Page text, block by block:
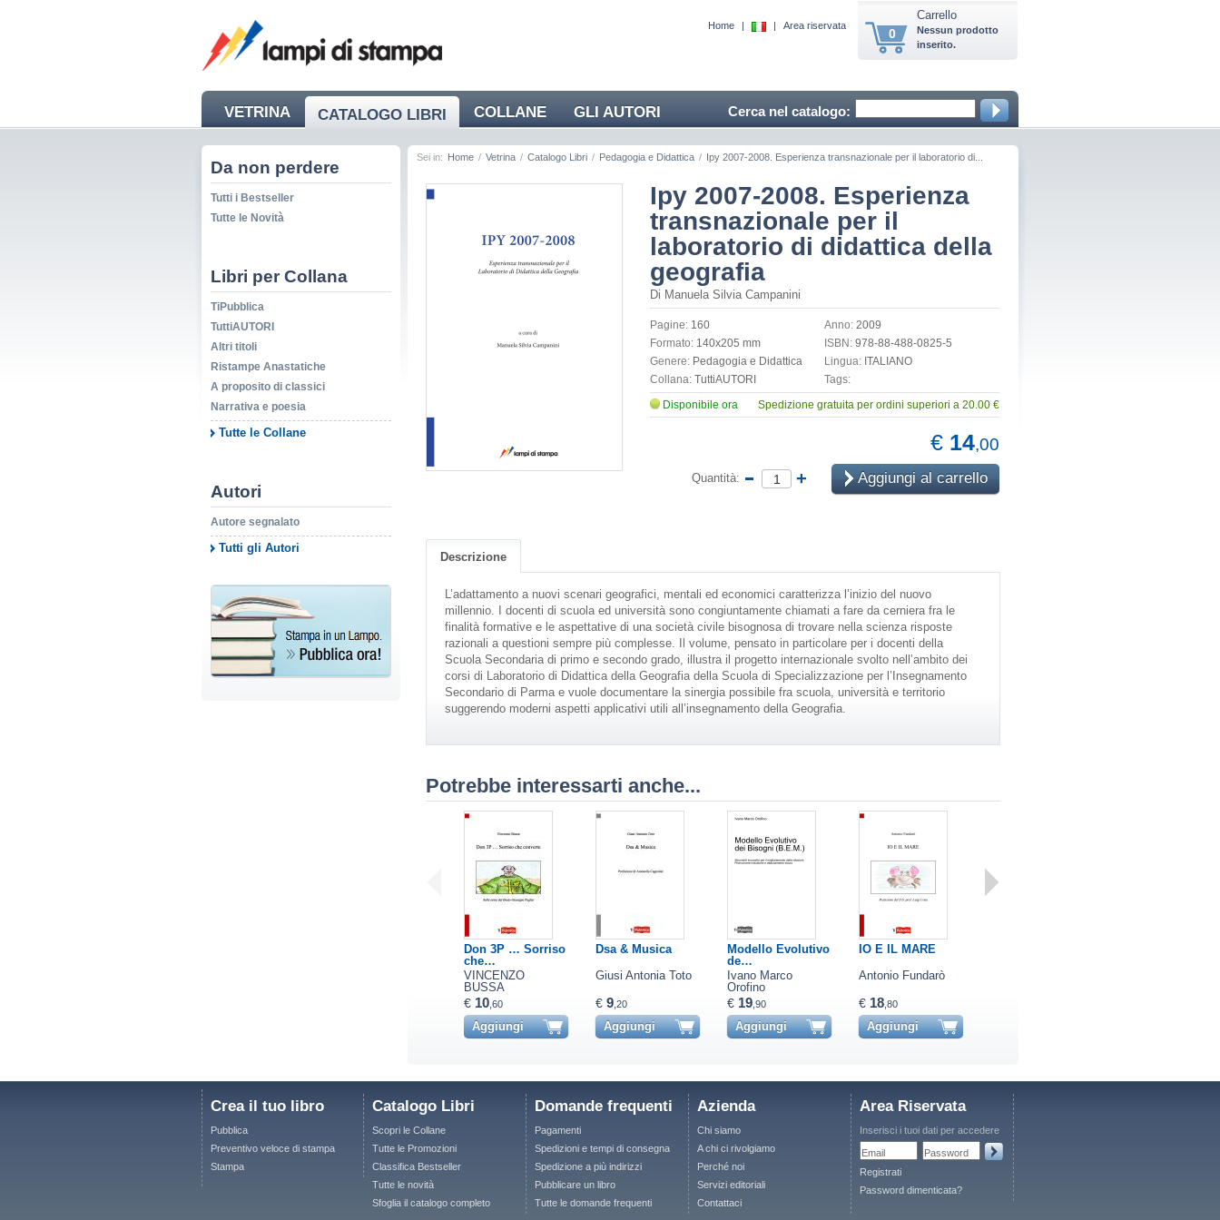
Home | | Area riservata
0
Carrello
Nessun prodotto
inserito.
Cerca nel catalogo:
VETRINA CATALOGO LIBRI COLLANE GLI AUTORI
NEWS
Da non perdere
Tutti i Bestseller
Tutte le Novità
Libri per Collana
TiPubblica
TuttiAUTORI
Altri titoli
Ristampe Anastatiche
A proposito di classici
Narrativa e poesia
Tutte le Collane
Autori
Autore segnalato
Tutti gli Autori
Sei in: Home / Vetrina / Catalogo Libri / Pedagogia e Didattica / Ipy 2007-2008. Esperienza transnazionale per il laboratorio di...
Ipy 2007-2008. Esperienza
transnazionale per il
laboratorio di didattica della
geografia
Di Manuela Silvia Campanini
Pagine: 160
Formato: 140x205 mm
Genere: Pedagogia e Didattica
Collana: TuttiAUTORI
Anno: 2009
ISBN: 978-88-488-0825-5
Lingua: ITALIANO
Tags:
Spedizione gratuita per ordini superiori a 20.00 €
Disponibile ora
€ 14,00
Aggiungi al carrello
Quantità:
Descrizione
L’adattamento a nuovi scenari geografici, mentali ed economici caratterizza l’inizio del nuovo
millennio. I docenti di scuola ed università sono congiuntamente chiamati a fare da cerniera fra le
finalità formative e le aspettative di una società civile bisognosa di trovare nella scienza risposte
razionali a questioni sempre più complesse. Il volume, pensato in particolare per i docenti della
Scuola Secondaria di primo e secondo grado, illustra il progetto internazionale svolto nell’ambito dei
corsi di Laboratorio di Didattica della Geografia della Scuola di Specializzazione per l’Insegnamento
Secondario di Parma e vuole documentare la sinergia possibile fra scuola, università e territorio
suggerendo moderni aspetti applicativi utili all’insegnamento della Geografia.
Potrebbe interessarti anche...
Don 3P … Sorriso
che…
VINCENZO
BUSSA
€ 10,60
Aggiungi
Dsa & Musica
Giusi Antonia Toto
€ 9,20
Aggiungi
Modello Evolutivo
de…
Ivano Marco
Orofino
€ 19,90
Aggiungi
IO E IL MARE
Antonio Fundarò
€ 18,80
Aggiungi
Crea il tuo libro
Pubblica
Preventivo veloce di stampa
Stampa
Catalogo Libri
Scopri le Collane
Tutte le Promozioni
Classifica Bestseller
Tutte le novità
Sfoglia il catalogo completo
Domande frequenti
Pagamenti
Spedizioni e tempi di consegna
Spedizione a più indirizzi
Pubblicare un libro
Tutte le domande frequenti
Azienda
Chi siamo
A chi ci rivolgiamo
Perché noi
Servizi editoriali
Contattaci
Area Riservata
Inserisci i tuoi dati per accedere
Email
Password
Registrati
Password dimenticata?